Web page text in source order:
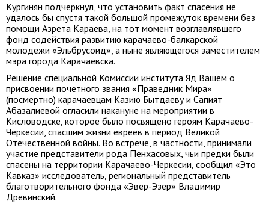
Кургинян подчеркнул, что установить факт спасения не
удалось бы спустя такой большой промежуток времени без
помощи Азрета Караева, на тот момент возглавлявшего
фонд содействия развитию карачаево-балкарской
молодежи «Эльбрусоид», а ныне являющегося заместителем
мэра города Карачаевска.
Решение специальной Комиссии института Яд Вашем о
присвоении почетного звания «Праведник Мира»
(посмертно) карачаевцам Казию Бытдаеву и Сапият
Абазалиевой огласили накануне на мероприятии в
Кисловодске, которое было посвящено героям Карачаево-
Черкесии, спасшим жизни евреев в период Великой
Отечественной войны. Во встрече, в частности, принимали
участие представители рода Пенхасовых, чьи предки были
спасены на территории Карачаево-Черкесии, сообщил «Это
Кавказ» исследователь, региональный представитель
благотворительного фонда «Эвер-Эзер» Владимир
Древинский.